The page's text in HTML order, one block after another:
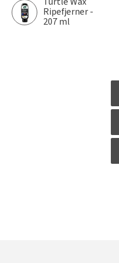
Ripefjerner -
207 ml